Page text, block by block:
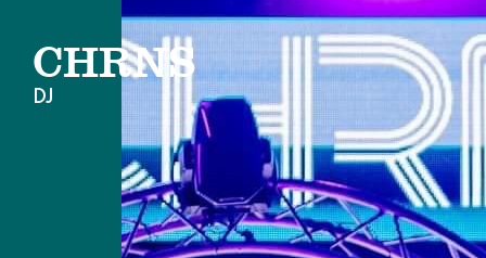
CHRNS
DJ